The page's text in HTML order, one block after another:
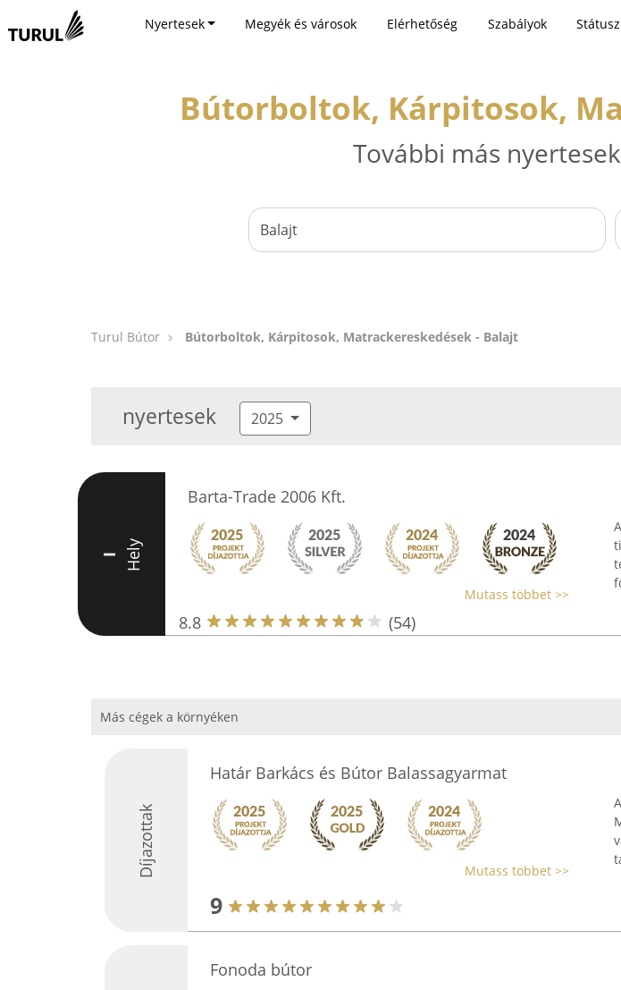
Nyertesek Megyék és városok Elérhetőség Szabályok Státusz
Bútorboltok, Kárpitosok,
További más
Turul Bútor Bútorboltok, Kárpitosok, Matrackereskedések - Balajt
nyertesek 2025
I Hely
Barta-Trade 2006 Kft.
Mutass többet >>
8.8 (54)
Más cégek a környéken
Díjazottak
Határ Barkács és Bútor Balassagyarmat
Mutass többet >>
9
Fonoda bútor